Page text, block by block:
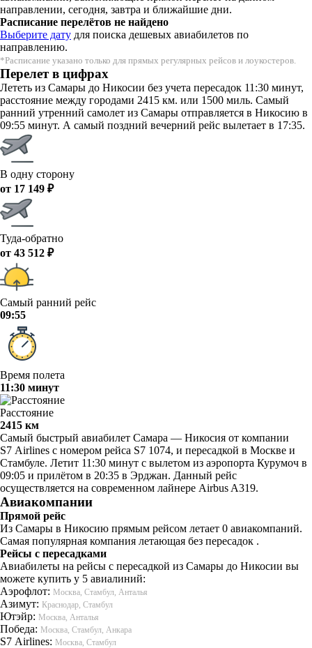
направлении, сегодня, завтра и ближайшие дни.
Расписание перелётов не найдено
Выберите дату для поиска дешевых авиабилетов по
направлению.
*Расписание указано только для прямых регулярных рейсов и лоукостеров.
Перелет в цифрах
Лететь из Самары до Никосии без учета пересадок 11:30 минут,
расстояние между городами 2415 км. или 1500 миль. Самый
ранний утренний самолет из Самары отправляется в Никосию в
09:55 минут. А самый поздний вечерний рейс вылетает в 17:35.
В одну сторону
от 17 149 ₽
Туда-обратно
от 43 512 ₽
Самый ранний рейс
09:55
Время полета
11:30 минут
Расстояние
2415 км
Самый быстрый авиабилет Самара — Никосия от компании
S7 Airlines с номером рейса S7 1074, и пересадкой в Москве и
Стамбуле. Летит 11:30 минут с вылетом из аэропорта Курумоч в
09:05 и прилётом в 20:35 в Эрджан. Данный рейс
осуществляется на современном лайнере Airbus A319.
Авиакомпании
Прямой рейс
Из Самары в Никосию прямым рейсом летает 0 авиакомпаний.
Самая популярная компания летающая без пересадок .
Рейсы с пересадками
Авиабилеты на рейсы с пересадкой из Самары до Никосии вы
можете купить у 5 авиалиний:
Аэрофлот: Москва, Стамбул, Анталья
Азимут: Краснодар, Стамбул
Ютэйр: Москва, Анталья
Победа: Москва, Стамбул, Анкара
S7 Airlines: Москва, Стамбул